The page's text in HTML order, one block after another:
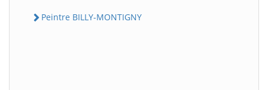
Peintre BILLY-MONTIGNY